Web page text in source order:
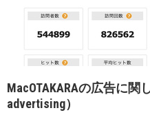
MacOTAKARAの広告に関
advertising）